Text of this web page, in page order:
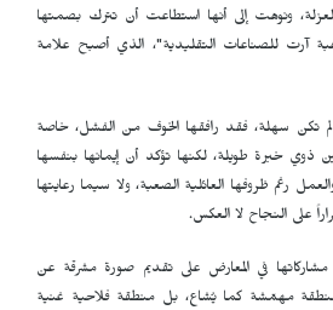
ونوهت إلى أنها استطاعت أن تترك بصمتها
آرت للصناعات التقليدية"، الذي أصبح علامة
لم تكن سهلة، فقد رافقها الخوف من الفشل، خاصة
خبرة طويلة، لكنها تؤكد أن إيمانها بنفسها
رغم ظروفها العائلية الصعبة، ولا سيما رعايتها
على النجاح لا العكس.
في المعارض على تقديم صورة مشرقة عن
مهمّشة كما يُشاع، بل منطقة فلاحية غنية